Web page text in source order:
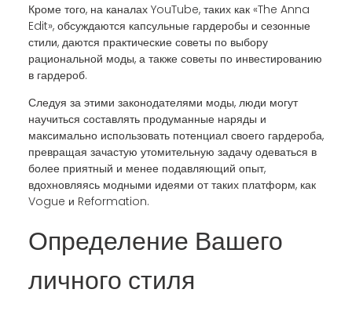
Кроме того, на каналах YouTube, таких как «The Anna
Edit», обсуждаются капсульные гардеробы и сезонные
стили, даются практические советы по выбору
рациональной моды, а также советы по инвестированию
в гардероб.
Следуя за этими законодателями моды, люди могут
научиться составлять продуманные наряды и
максимально использовать потенциал своего гардероба,
превращая зачастую утомительную задачу одеваться в
более приятный и менее подавляющий опыт,
вдохновляясь модными идеями от таких платформ, как
Vogue и Reformation.
Определение Вашего
личного стиля